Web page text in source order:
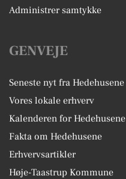
Administrer samtykke
GENVEJE
Seneste nyt fra Hedehusene
Vores lokale erhverv
Kalenderen for Hedehusene
Fakta om Hedehusene
Erhvervsartikler
Høje-Taastrup Kommune